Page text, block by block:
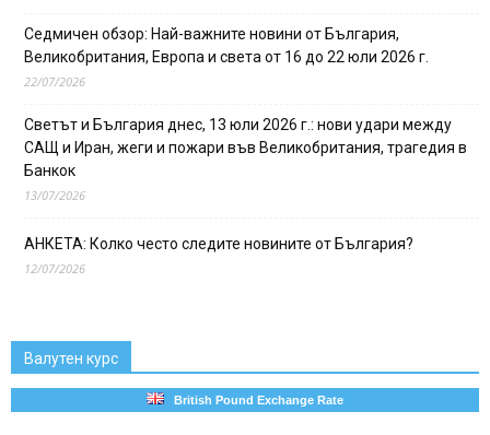
Седмичен обзор: Най-важните новини от България,
Великобритания, Европа и света от 16 до 22 юли 2026 г.
22/07/2026
Светът и България днес, 13 юли 2026 г.: нови удари между
САЩ и Иран, жеги и пожари във Великобритания, трагедия в
Банкок
13/07/2026
АНКЕТА: Колко често следите новините от България?
12/07/2026
Валутен курс
British Pound Exchange Rate